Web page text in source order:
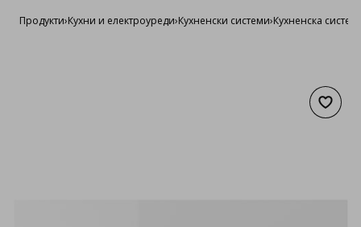
Продукти›Кухни и електроуреди›Кухненски системи›Кухненска